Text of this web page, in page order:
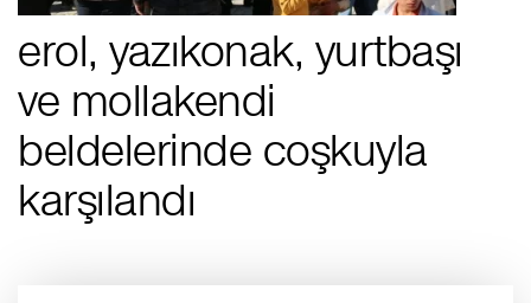
erol, yazıkonak, yurtbaşı
ve mollakendi
beldelerinde coşkuyla
karşılandı